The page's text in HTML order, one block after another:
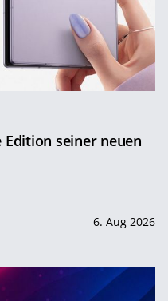
seiner neuen
6. Aug 2026